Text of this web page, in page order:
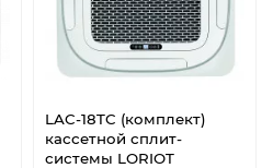
LAC-18TC (комплект)
кассетной сплит-
системы LORIOT